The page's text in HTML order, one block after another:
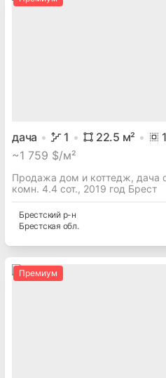
дача 1 22.5 м² 1
~1 759 $/м²
Продажа дом и коттедж, дача
комн. 4.4 сот., 2019 год Брест
Брестскийр-н
Брестская обл.
Премиум